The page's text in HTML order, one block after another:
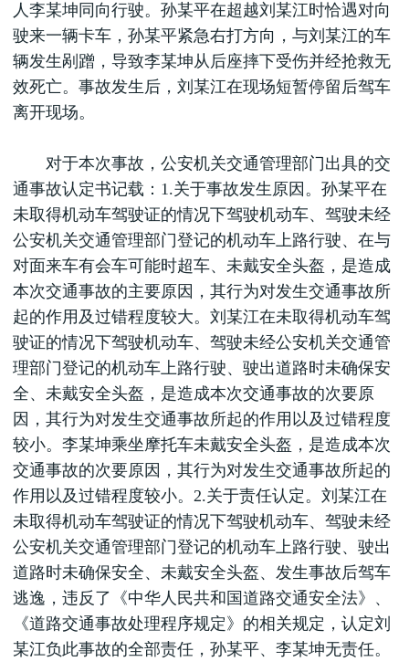
人李某坤同向行驶。孙某平在超越刘某江时恰遇对向
驶来一辆卡车，孙某平紧急右打方向，与刘某江的车
辆发生剐蹭，导致李某坤从后座摔下受伤并经抢救无
效死亡。事故发生后，刘某江在现场短暂停留后驾车
离开现场。
对于本次事故，公安机关交通管理部门出具的交
通事故认定书记载：1.关于事故发生原因。孙某平在
未取得机动车驾驶证的情况下驾驶机动车、驾驶未经
公安机关交通管理部门登记的机动车上路行驶、在与
对面来车有会车可能时超车、未戴安全头盔，是造成
本次交通事故的主要原因，其行为对发生交通事故所
起的作用及过错程度较大。刘某江在未取得机动车驾
驶证的情况下驾驶机动车、驾驶未经公安机关交通管
理部门登记的机动车上路行驶、驶出道路时未确保安
全、未戴安全头盔，是造成本次交通事故的次要原
因，其行为对发生交通事故所起的作用以及过错程度
较小。李某坤乘坐摩托车未戴安全头盔，是造成本次
交通事故的次要原因，其行为对发生交通事故所起的
作用以及过错程度较小。2.关于责任认定。刘某江在
未取得机动车驾驶证的情况下驾驶机动车、驾驶未经
公安机关交通管理部门登记的机动车上路行驶、驶出
道路时未确保安全、未戴安全头盔、发生事故后驾车
逃逸，违反了《中华人民共和国道路交通安全法》、
《道路交通事故处理程序规定》的相关规定，认定刘
某江负此事故的全部责任，孙某平、李某坤无责任。